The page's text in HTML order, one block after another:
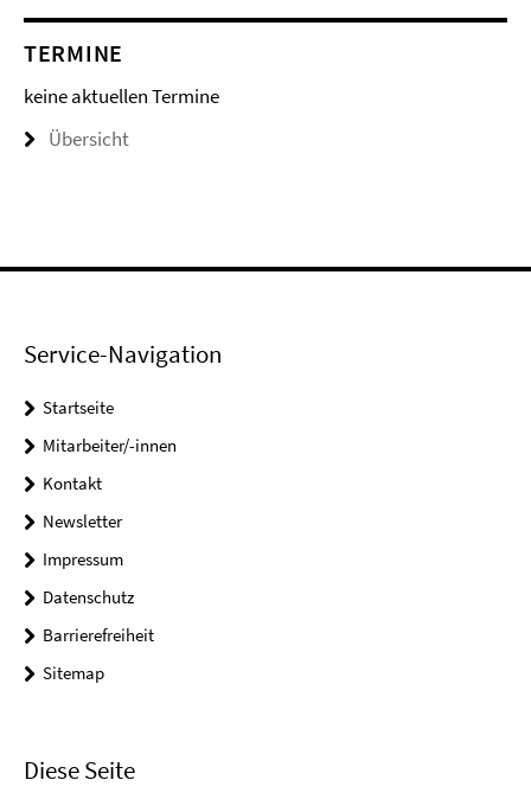
TERMINE
keine aktuellen Termine
Übersicht
Service-Navigation
Startseite
Mitarbeiter/-innen
Kontakt
Newsletter
Impressum
Datenschutz
Barrierefreiheit
Sitemap
Diese Seite